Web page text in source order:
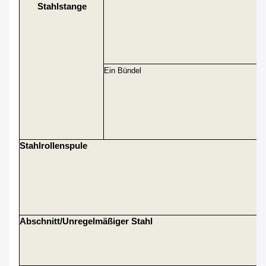
Stahlstange
Ein Bündel
Stahlrollenspule
Abschnitt/unregelmäßiger Stahl